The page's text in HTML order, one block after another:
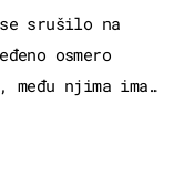
se srušilo na
osmero
među njima ima